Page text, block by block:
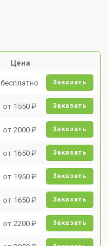
Цена
бесплатно Заказать
от 1550 ₽ Заказать
от 2000 ₽ Заказать
от 1650 ₽ Заказать
от 1950 ₽ Заказать
от 1650 ₽ Заказать
от 2200 ₽ Заказать